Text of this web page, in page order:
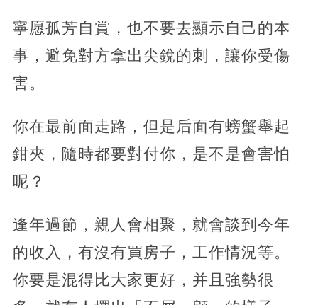
寧愿孤芳自賞，也不要去顯示自己的本
事，避免對方拿出尖銳的刺，讓你受傷
害。
你在最前面走路，但是后面有螃蟹舉起
鉗夾，隨時都要對付你，是不是會害怕
呢？
逢年過節，親人會相聚，就會談到今年
的收入，有沒有買房子，工作情況等。
你要是混得比大家更好，并且強勢很